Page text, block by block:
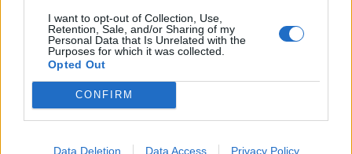
I want to opt-out of Collection, Use,
Retention, Sale, and/or Sharing of my
Personal Data that Is Unrelated with the
Purposes for which it was collected.
Opted Out
CONFIRM
Data Deletion Data Access Privacy Policy
idag. Vill man förbättra U-värdet går det alldeles utmärkt att
sätta energiglas på insidan.
Guldkorn från nio
husrenoveringar